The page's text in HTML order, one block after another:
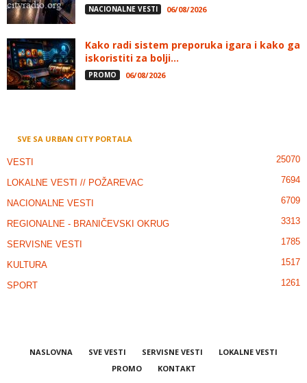
NACIONALNE VESTI 06/08/2026
Kako radi sistem preporuka igara i kako ga
iskoristiti za bolji...
PROMO 06/08/2026
SVE SA URBAN CITY PORTALA
VESTI 25070
LOKALNE VESTI // POŽAREVAC 7694
NACIONALNE VESTI 6709
REGIONALNE - BRANIČEVSKI OKRUG 3313
SERVISNE VESTI 1785
KULTURA 1517
SPORT 1261
NASLOVNA SVE VESTI SERVISNE VESTI
LOKALNE VESTI
PROMO
KONTAKT